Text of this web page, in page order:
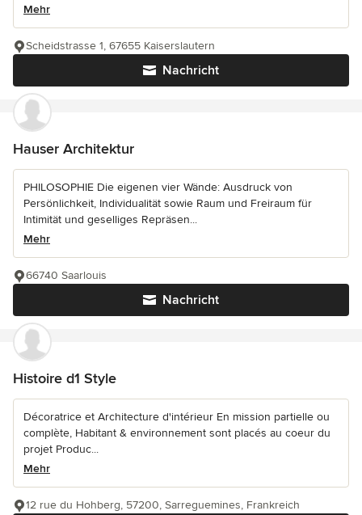
Mehr
Nachricht
Scheidstrasse 1, 67655 Kaiserslautern
Hauser Architektur
PHILOSOPHIE Die eigenen vier Wände: Ausdruck von
Persönlichkeit, Individualität sowie Raum und Freiraum für
Intimität und geselliges Repräsen...
Mehr
Nachricht
66740 Saarlouis
Histoire d1 Style
Décoratrice et Architecture d'intérieur En mission partielle ou
complète, Habitant & environnement sont placés au coeur du
projet Produc...
Mehr
12 rue du Hohberg, 57200, Sarreguemines, Frankreich